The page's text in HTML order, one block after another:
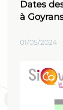
Dates
à
01/05/2024